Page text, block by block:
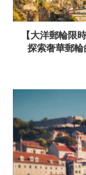
【大洋郵輪限
探索奢華郵